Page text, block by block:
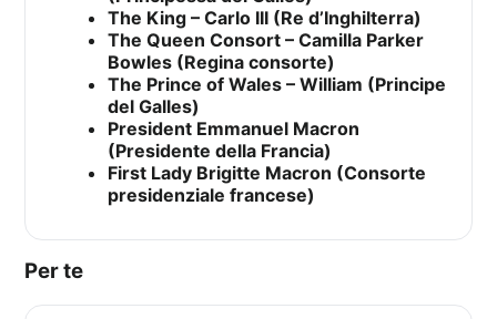
The King – Carlo III (Re d’Inghilterra)
The Queen Consort – Camilla Parker
Bowles (Regina consorte)
The Prince of Wales – William (Principe
del Galles)
President Emmanuel Macron
(Presidente della Francia)
First Lady Brigitte Macron (Consorte
presidenziale francese)
Per te